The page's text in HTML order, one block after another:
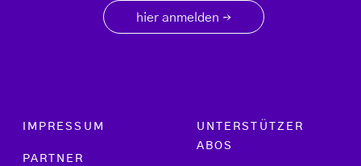
hier anmelden →
Footer menu
IMPRESSUM
PARTNER
UNTERSTÜTZER
ABOS